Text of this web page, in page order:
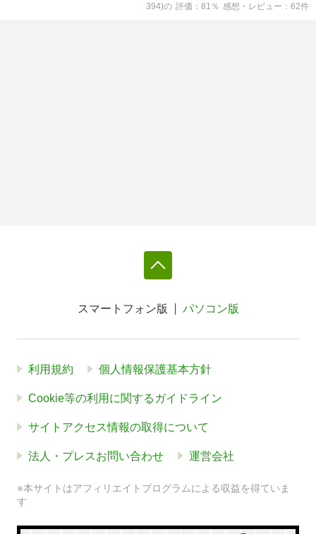
394)の 評価 81 ％ 感想・レビュー 62件
スマートフォン版 パソコン版
利用規約 個人情報保護基本方針
Cookie等の利用に関するガイドライン
サイトアクセス情報の取得について
法人・プレスお問い合わせ 運営会社
※本サイトはアフィリエイトプログラムによる収益を得ていま
す